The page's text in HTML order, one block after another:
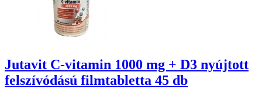
Jutavit C-vitamin 1000 mg + D3 nyújtott
felszívódású filmtabletta 45 db